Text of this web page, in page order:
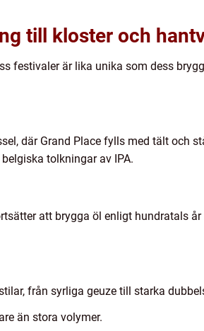
till kloster och
festivaler är lika unika som dess
där Grand Place fylls med tält och
tolkningar av IPA.
att brygga öl enligt hundratals
från syrliga geuze till starka
än stora volymer.